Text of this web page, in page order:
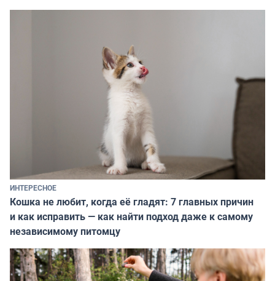
ИНТЕРЕСНОЕ
Кошка не любит, когда её гладят: 7 главных причин
и как исправить — как найти подход даже к самому
независимому питомцу